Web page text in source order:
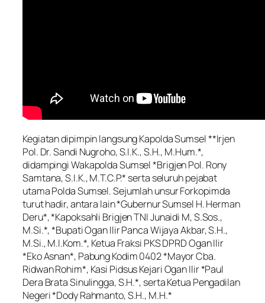
Kegiatan dipimpin langsung Kapolda Sumsel **Irjen
Pol. Dr. Sandi Nugroho, S.I.K., S.H., M.Hum.*,
didampingi Wakapolda Sumsel *Brigjen Pol. Rony
Samtana, S.I.K., M.T.C.P.* serta seluruh pejabat
utama Polda Sumsel. Sejumlah unsur Forkopimda
turut hadir, antara lain *Gubernur Sumsel H. Herman
Deru*, *Kapoksahli Brigjen TNI Junaidi M, S.Sos.,
M.Si.*, *Bupati Ogan Ilir Panca Wijaya Akbar, S.H.,
M.Si., M.I.Kom.*, Ketua Fraksi PKS DPRD Ogan Ilir
*Eko Asnan*, Pabung Kodim 0402 *Mayor Cba.
Ridwan Rohim*, Kasi Pidsus Kejari Ogan Ilir *Paul
Dera Brata Sinulingga, S.H.*, serta Ketua Pengadilan
Negeri *Dody Rahmanto, S.H., M.H.*